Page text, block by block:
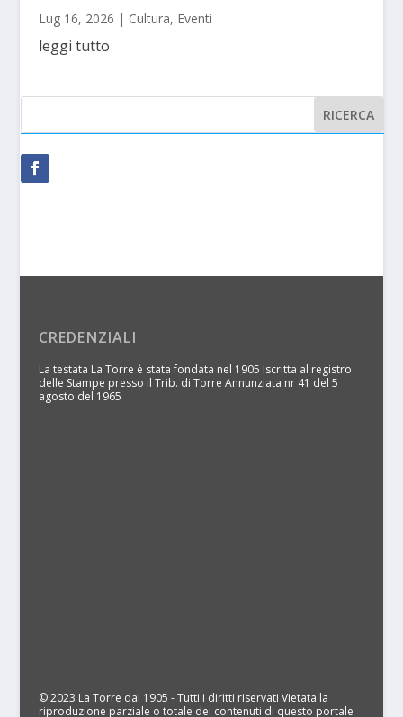
Lug 16, 2026 | Cultura, Eventi
leggi tutto
CREDENZIALI
La testata La Torre è stata fondata nel 1905 Iscritta al registro
delle Stampe presso il Trib. di Torre Annunziata nr 41 del 5
agosto del 1965
© 2023 La Torre dal 1905 - Tutti i diritti riservati Vietata la
riproduzione parziale o totale dei contenuti di questo portale